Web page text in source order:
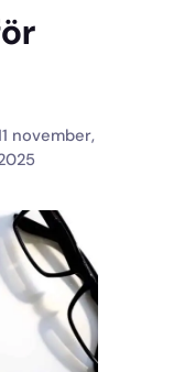
november,